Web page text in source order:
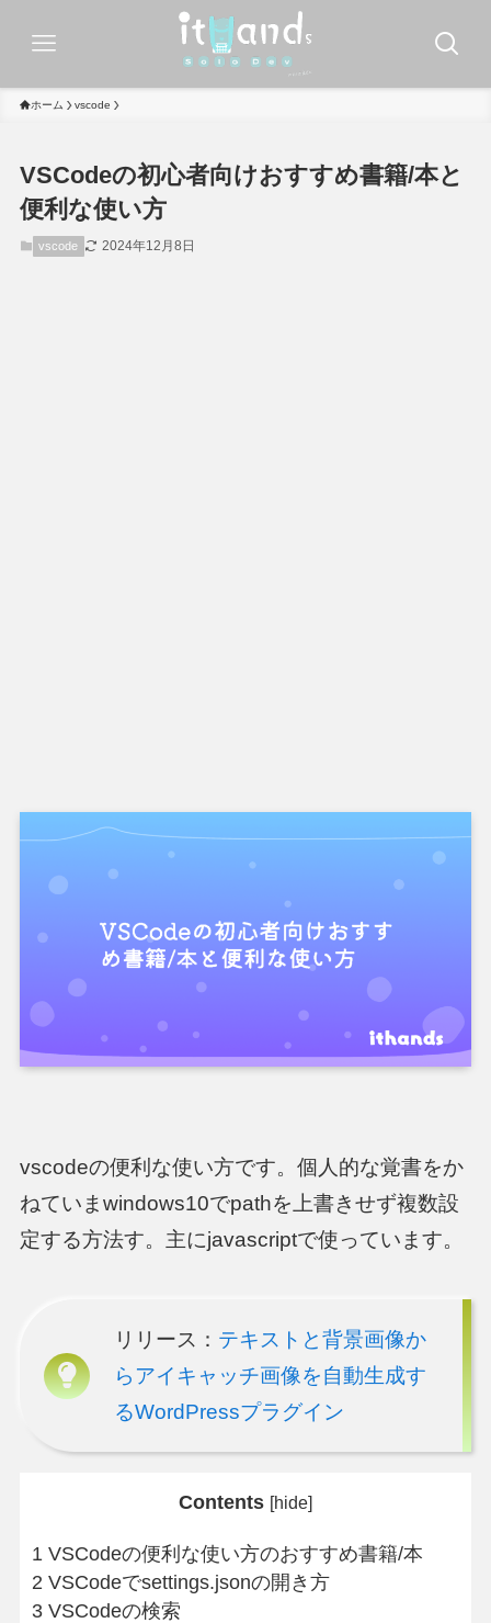
ホーム vscode
VSCodeの初心者向けおすすめ書籍/本と
便利な使い方
vscode 2024年12月8日
vscodeの便利な使い方です。個人的な覚書をか
ねていまwindows10でpathを上書きせず複数設
定する方法す。主にjavascriptで使っています。
リリース： テキストと背景画像か
らアイキャッチ画像を自動生成す
るWordPressプラグイン
Contents [hide]
1 VSCodeの便利な使い方のおすすめ書籍/本
2 VSCodeでsettings.jsonの開き方
3VSCodeの検索